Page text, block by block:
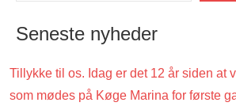
Seneste nyheder
Tillykke til os. Idag er det 12 år siden at
som mødes på Køge Marina for første